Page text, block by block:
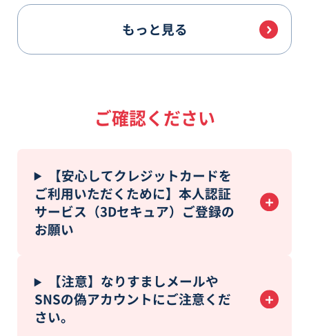
もっと見る
ご確認ください
【安心してクレジットカードを
ご利用いただくために】本人認証
サービス（3Dセキュア）ご登録の
お願い
【注意】なりすましメールや
SNSの偽アカウントにご注意くだ
さい。